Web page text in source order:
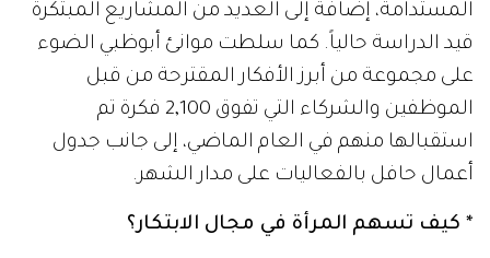
المستدامة، إضافة إلى العديد من المشاريع المبتكرة
قيد الدراسة حالياً. كما سلطت موانئ أبوظبي الضوء
على مجموعة من أبرز الأفكار المقترحة من قبل
الموظفين والشركاء التي تفوق 2,100 فكرة تم
استقبالها منهم في العام الماضي، إلى جانب جدول
أعمال حافل بالفعاليات على مدار الشهر.
* كيف تسهم المرأة في مجال الابتكار؟